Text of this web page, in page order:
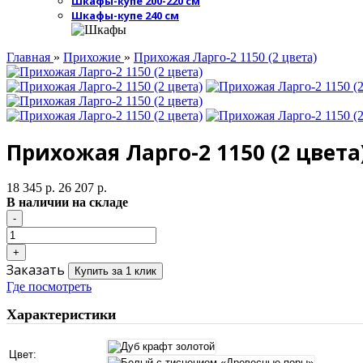
Шкафы-купе 240 см
Главная » Прихожие » Прихожая Ларго-2 1150 (2 цвета)
Прихожая Ларго-2 1150 (2
18 345 р. 26 207 р.
В наличии на складе
Заказать Купить за 1 клик
Где посмотреть
Характеристики
Цвет: